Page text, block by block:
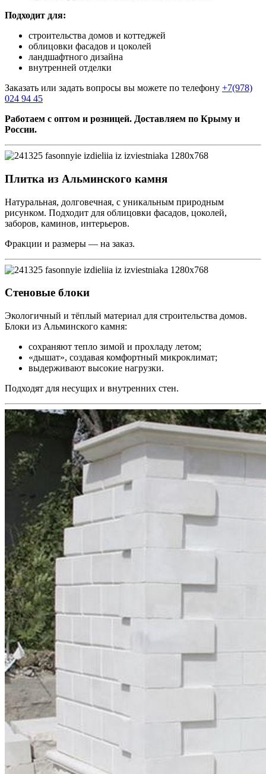
Подходит для:
строительства домов и коттеджей
облицовки фасадов и цоколей
ландшафтного дизайна
внутренней отделки
Заказать или задать вопросы вы можете по телефону +7(978)
024 94 45
Работаем с оптом и розницей. Доставляем по Крыму и
России.
Плитка из Альминского камня
Натуральная, долговечная, с уникальным природным
рисунком. Подходит для облицовки фасадов, цоколей,
заборов, каминов, интерьеров.
Фракции и размеры — на заказ.
Стеновые блоки
Экологичный и тёплый материал для строительства домов.
Блоки из Альминского камня:
сохраняют тепло зимой и прохладу летом;
«дышат», создавая комфортный микроклимат;
выдерживают высокие нагрузки.
Подходят для несущих и внутренних стен.